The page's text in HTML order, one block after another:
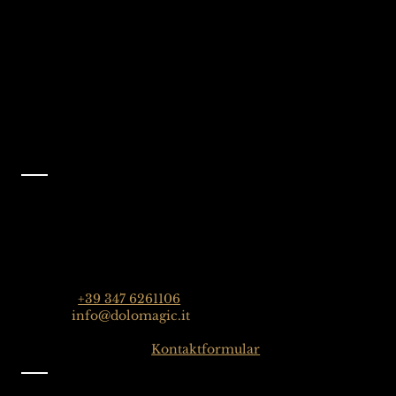
Telefon:+39 347 6261106
E-Mail:info@dolomagic.it
Hier klicken für dasKontaktformular